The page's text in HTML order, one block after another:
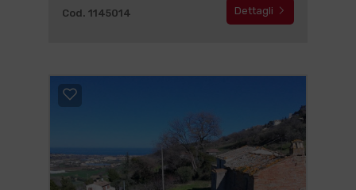
Cod. 1145014 Dettagli